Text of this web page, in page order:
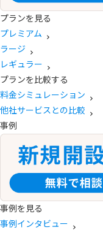
プランを見る
プレミアム
ラージ
レギュラー
プランを比較する
料金シミュレーション
他社サービスとの比較
事例
事例を見る
事例インタビュー